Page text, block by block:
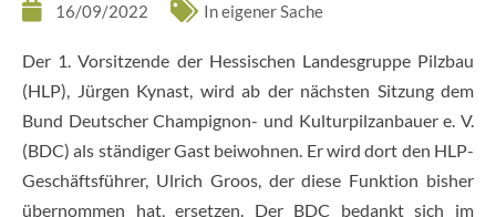
16/09/2022 In eigener Sache
Der 1. Vorsitzende der Hessischen Landesgruppe Pilzbau
(HLP), Jürgen Kynast, wird ab der nächsten Sitzung dem
Bund Deutscher Champignon- und Kulturpilzanbauer e. V.
(BDC) als ständiger Gast beiwohnen. Er wird dort den HLP-
Geschäftsführer, Ulrich Groos, der diese Funktion bisher
übernommen hat, ersetzen. Der BDC bedankt sich im